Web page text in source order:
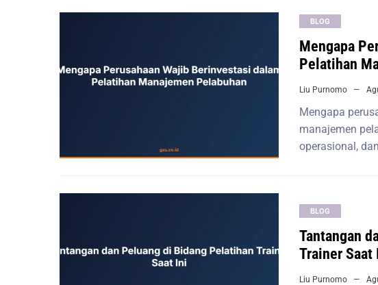
BLOG
Mengapa
Pelatihan
Liu Purnomo
Mengapa
manajemen
operasional,
BLOG
Tantangan
Trainer Saat
Liu Purnomo